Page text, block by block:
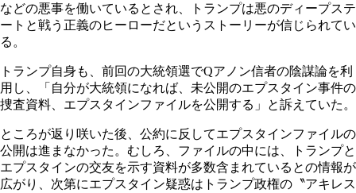
などの悪事を働いているとされ、トランプは悪のディープステ
ートと戦う正義のヒーローだというストーリーが信じられてい
る。
トランプ自身も、前回の大統領選でQアノン信者の陰謀論を利
用し、「自分が大統領になれば、未公開のエプスタイン事件の
捜査資料、エプスタインファイルを公開する」と訴えていた。
ところが返り咲いた後、公約に反してエプスタインファイルの
公開は進まなかった。むしろ、ファイルの中には、トランプと
エプスタインの交友を示す資料が多数含まれているとの情報が
広がり、次第にエプスタイン疑惑はトランプ政権の〝アキレス